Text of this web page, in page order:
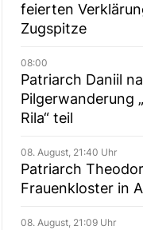
feierten
Zugspitze
08:00
Patriarch Daniil
Pilgerwanderung
Rila“ teil
08. August, 21:40 Uhr
Patriarch
Frauenkloster in
08. August, 21:09 Uhr